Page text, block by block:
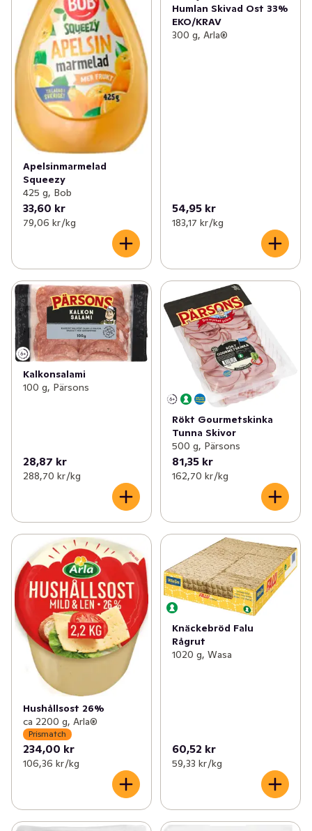
Apelsinmarmelad
Squeezy
425 g, Bob
33,60 kr
79,06 kr /kg
Humlan Skivad Ost 33%
EKO/KRAV
300 g, Arla®
54,95 kr
183,17 kr /kg
Kalkonsalami
100 g, Pärsons
28,87 kr
288,70 kr /kg
Rökt Gourmetskinka
Tunna Skivor
500 g, Pärsons
81,35 kr
162,70 kr /kg
Hushållsost 26%
ca 2200 g, Arla®
Prismatch
234,00 kr
106,36 kr /kg
Knäckebröd Falu
Rågrut
1020 g, Wasa
60,52 kr
59,33 kr /kg